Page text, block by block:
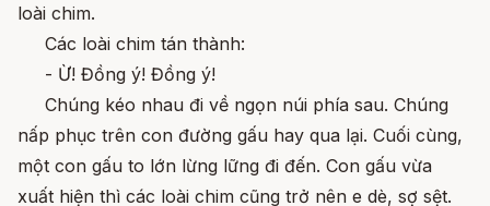
loài chim.
Các loài chim tán thành:
- Ừ! Đồng ý! Đồng ý!
Chúng kéo nhau đi về ngọn núi phía sau. Chúng
nấp phục trên con đường gấu hay qua lại. Cuối cùng,
một con gấu to lớn lừng lững đi đến. Con gấu vừa
xuất hiện thì các loài chim cũng trở nên e dè, sợ sệt.